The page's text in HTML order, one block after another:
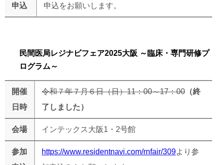
申込
申込をお願いします。
民間医局レジナビフェア2025大阪 ～臨床・専門研修プ
ログラム～
開催
日時
令和７年７月６日（日）11：00～17：00 （終
了しました）
会場 インテックス大阪1 ・ 2号館
参加
https://www.residentnavi.com/rnfair/309より参